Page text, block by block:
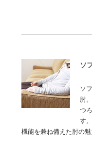
ソ
ソ
肘
つ
す
機能を兼ね備えた肘の